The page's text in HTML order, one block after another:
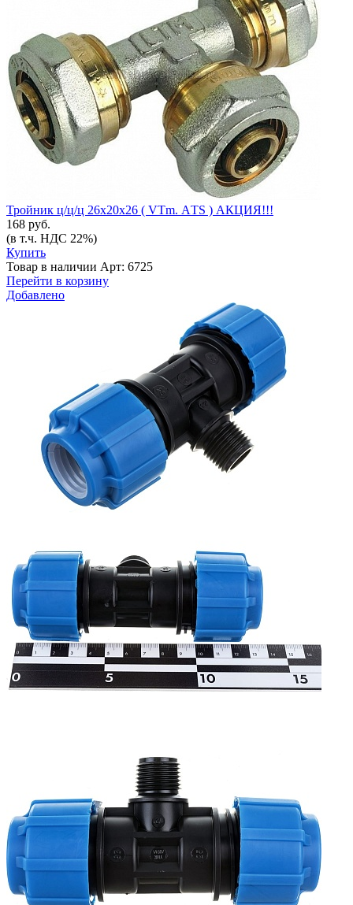
Тройник ц/ц/ц 26х20х26 ( VTm. АTS ) АКЦИЯ!!!
168 руб.
(в т.ч. НДС 22%)
Купить
Товар в наличии Арт: 6725
Перейти в корзину
Добавлено